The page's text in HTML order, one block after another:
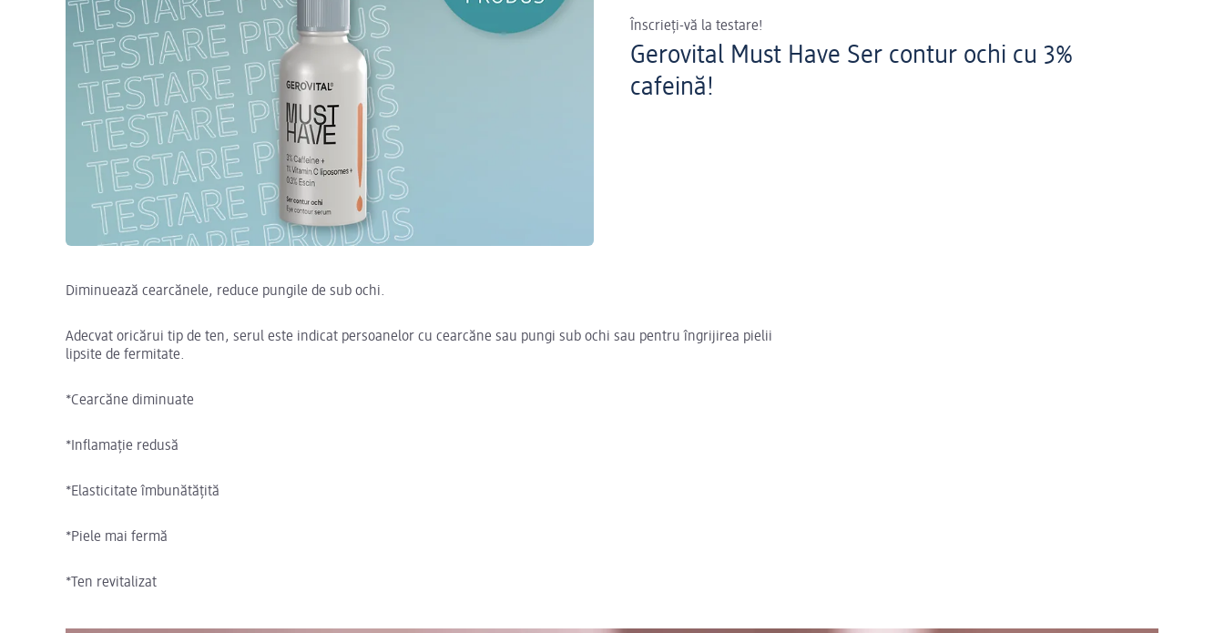
Înscrieți-vă la testare!
Gerovital Must Have Ser contur ochi cu 3%
cafeină!
Diminuează cearcănele, reduce pungile de sub ochi.
Adecvat oricărui tip de ten, serul este indicat persoanelor cu cearcăne sau pungi sub ochi sau pentru îngrijirea pielii
lipsite de fermitate.
*Cearcăne diminuate
*Inflamație redusă
*Elasticitate îmbunătățită
*Piele mai fermă
*Ten revitalizat